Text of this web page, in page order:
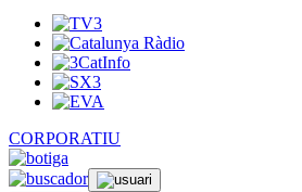
CORPORATIU